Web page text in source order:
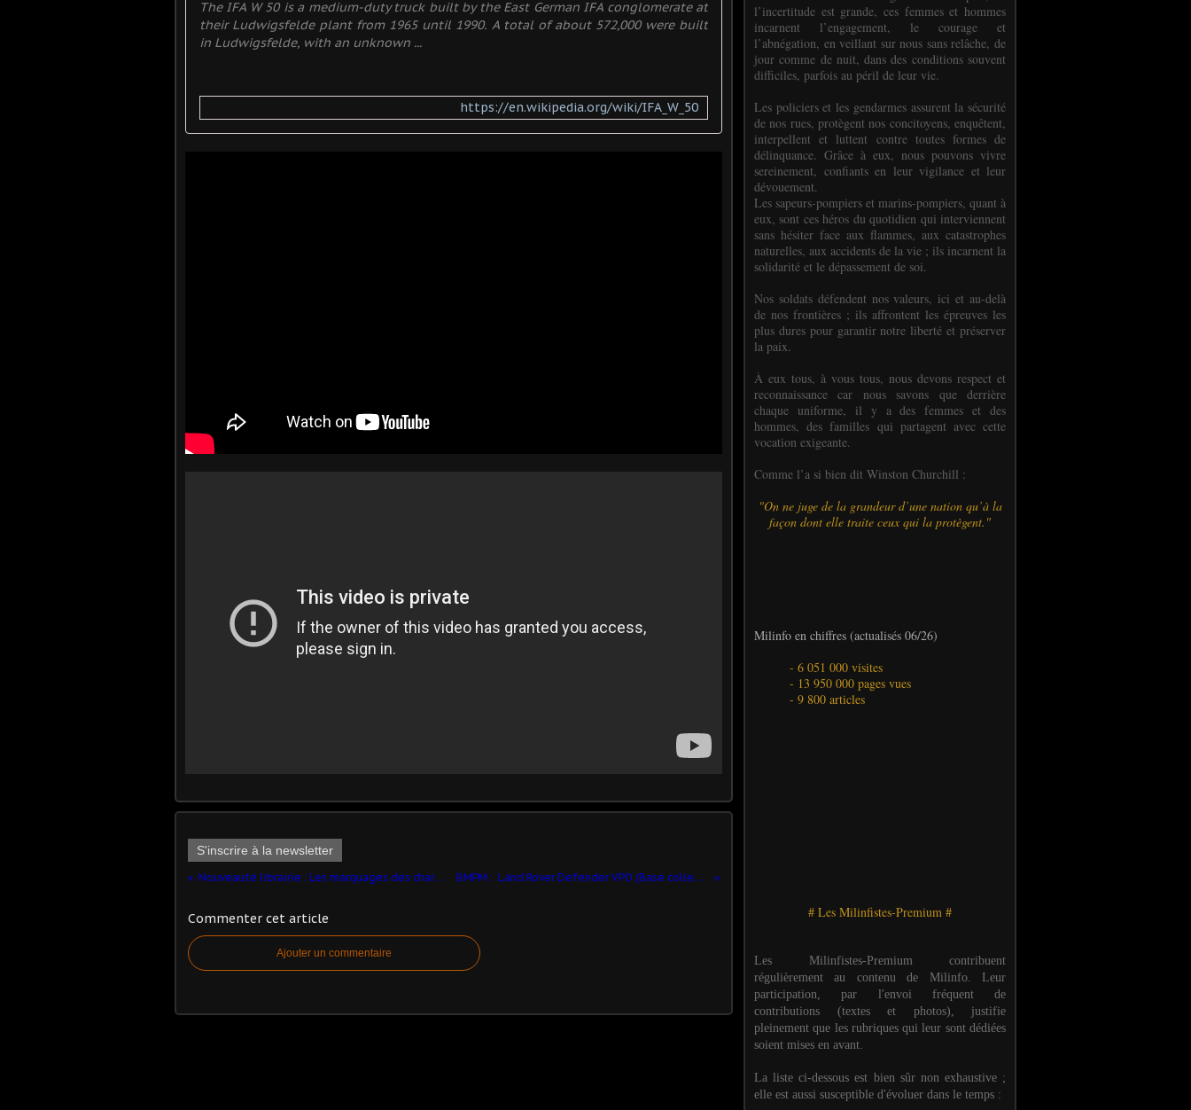
The IFA W 50 is a medium-duty truck built by the East German IFA conglomerate at
their Ludwigsfelde plant from 1965 until 1990. A total of about 572,000 were built
in Ludwigsfelde, with an unknown ...
https://en.wikipedia.org/wiki/IFA_W_50
S'inscrire à la newsletter
Nouveauté librairie : Les marquages des chars du Marines Corps (par R. Cansière) BMPM : ​ Land Rover Defender VPO (Base collection-presse - 1/43 - par D. Baldjian) ​
Commenter cet article
Ajouter un commentaire
l’incertitude est grande, ces femmes et hommes
incarnent l’engagement, le courage et
l’abnégation, en veillant sur nous sans relâche, de
jour comme de nuit, dans des conditions souvent
difficiles, parfois au péril de leur vie.
Les policiers et les gendarmes assurent la sécurité
de nos rues, protègent nos concitoyens, enquêtent,
interpellent et luttent contre toutes formes de
délinquance. Grâce à eux, nous pouvons vivre
sereinement, confiants en leur vigilance et leur
dévouement.
Les sapeurs-pompiers et marins-pompiers, quant à
eux, sont ces héros du quotidien qui interviennent
sans hésiter face aux flammes, aux catastrophes
naturelles, aux accidents de la vie ; ils incarnent la
solidarité et le dépassement de soi.
Nos soldats défendent nos valeurs, ici et au-delà
de nos frontières ; ils affrontent les épreuves les
plus dures pour garantir notre liberté et préserver
la paix.
À eux tous, à vous tous, nous devons respect et
reconnaissance car nous savons que derrière
chaque uniforme, il y a des femmes et des
hommes, des familles qui partagent avec cette
vocation exigeante.
Comme l’a si bien dit Winston Churchill :
"On ne juge de la grandeur d’une nation qu’à la
façon dont elle traite ceux qui la protègent."
Milinfo en chiffres (actualisés 06/26)
- 6 051 000 visites
- 13 950 000 pages vues
- 9 800 articles
# Les Milinfistes-Premium #
Les Milinfistes-Premium contribuent
régulièrement au contenu de Milinfo. Leur
participation, par l'envoi fréquent de
contributions (textes et photos), justifie
pleinement que les rubriques qui leur sont dédiées
soient mises en avant.
La liste ci-dessous est bien sûr non exhaustive ;
elle est aussi susceptible d'évoluer dans le temps :